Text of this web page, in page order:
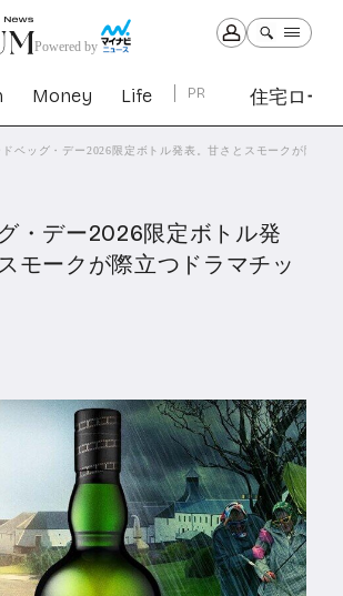
Powered by
Money Life PR 住宅ロー
Money Life
レード証券
ドベッグ・デー2026限定ボトル発表。甘さとスモークが際立
・デー2026限定ボトル発
モークが際立つドラマチッ